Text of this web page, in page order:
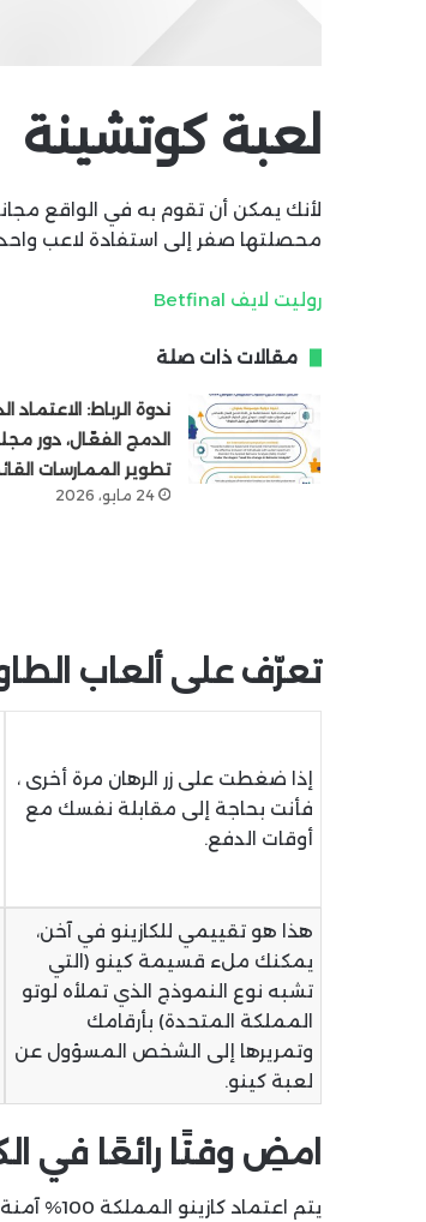
لعبة كوتشينة
لأنك يمكن أن تقوم به في الواقع
محصلتها صفر إلى استفادة لاعب واحد
روليت لايف Betfinal
مقالات ذات صلة
ندوة الرباط:
تطوير الممارسات
24 مايو، 2026
تعرّف على ألعاب
إذا ضغطت على زر الرهان مرة أخرى ،
فأنت بحاجة إلى مقابلة نفسك مع
أوقات الدفع.
هذا هو تقييمي للكازينو في آخن،
يمكنك ملء قسيمة كينو (التي
تشبه نوع النموذج الذي تملأه لوتو
المملكة المتحدة) بأرقامك
وتمريرها إلى الشخص المسؤول عن
لعبة كينو.
امضِ وقتًا رائعًا في
يتم